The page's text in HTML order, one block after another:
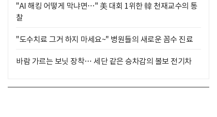
"AI 해킹 어떻게 막냐면…" 美 대회 1위한 韓 천재교수의 통
찰
"도수치료 그거 하지 마세요~" 병원들의 새로운 꼼수 진료
바람 가르는 보닛 장착… 세단 같은 승차감의 볼보 전기차